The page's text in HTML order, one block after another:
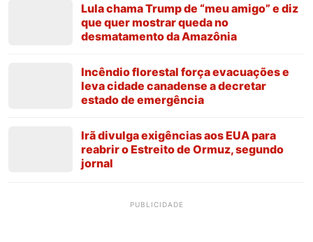
Lula chama Trump de “meu amigo” e diz
que quer mostrar queda no
desmatamento da Amazônia
Incêndio florestal força evacuações e
leva cidade canadense a decretar
estado de emergência
Irã divulga exigências aos EUA para
reabrir o Estreito de Ormuz, segundo
jornal
PUBLICIDADE